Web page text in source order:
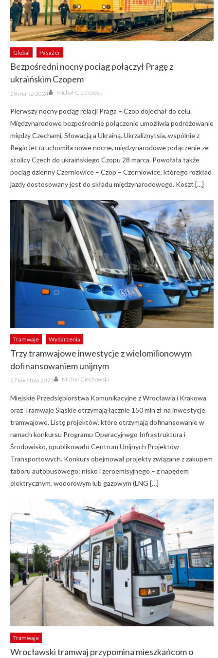
Global Pasażer
Bezpośredni nocny pociąg połączył Pragę z
ukraińskim Czopem
Posted
on
28 marca 2024 Author
Michał Ciechowski
Pierwszy nocny pociąg relacji Praga – Czop dojechał do celu.
Międzynarodowe bezpośrednie połączenie umożliwia podróżowanie
między Czechami, Słowacją a Ukrainą. Ukrzaliznytsia, wspólnie z
RegioJet uruchomiła nowe nocne, międzynarodowe połączenie ze
stolicy Czech do ukraińskiego Czopu 28 marca. Powołała także
pociąg dzienny Czerniowice – Czop – Czerniowice, którego rozkład
jazdy dostosowany jest do składu międzynarodowego. Koszt […]
Tramwaje Wydarzenia
Trzy tramwajowe inwestycje z wielomilionowym
dofinansowaniem unijnym
Posted
on
27 kwietnia 2023 Author
Michał Ciechowski
Miejskie Przedsiębiorstwa Komunikacyjne z Wrocławia i Krakowa
oraz Tramwaje Śląskie otrzymają łącznie 150 mln zł na inwestycje
tramwajowe. Listę projektów, które otrzymają dofinansowanie w
ramach konkursu Programu Operacyjnego Infrastruktura i
Środowisko, opublikowało Centrum Unijnych Projektów
Transportowych. Konkurs obejmował projekty związane z zakupem
taboru autobusowego: nisko i zeroemisyjnego – z napędem
elektrycznym, wodorowym lub gazowym (LNG […]
Tramwaje
Wrocławski tramwaj przypomina mieszkańcom o